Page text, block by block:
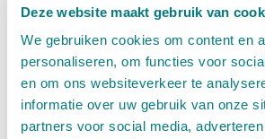
Deze website maakt gebruik van
We gebruiken cookies om content en
personaliseren, om functies voor
en om ons websiteverkeer te
informatie over uw gebruik van onze
partners voor social media,
Neues Logo und neue
Unternehmensidentität
29 October 2021
Martin Stolze wurde vor 30 Jahren
Kartontransport
Verpacken - Einpacken - Sortieren
Zubehör